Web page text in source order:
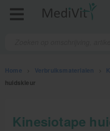
Home Verbruiksmaterialen
huidskleur
Fysiotherapieproducten
Kinesiotape